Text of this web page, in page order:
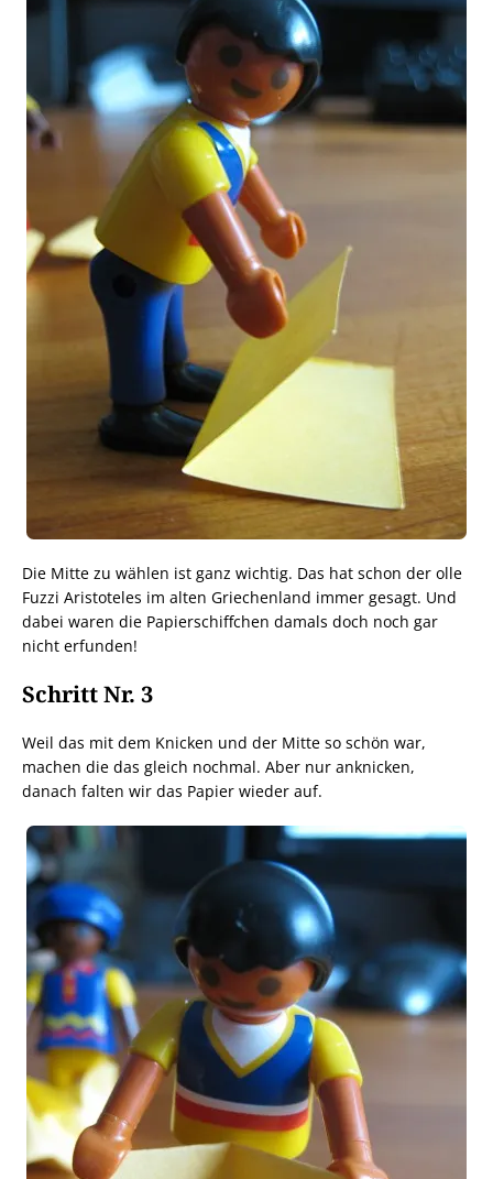
Die Mitte zu wählen ist ganz wichtig. Das hat schon der olle
Fuzzi Aristoteles im alten Griechenland immer gesagt. Und
dabei waren die Papierschiffchen damals doch noch gar
nicht erfunden!
Schritt Nr. 3
Weil das mit dem Knicken und der Mitte so schön war,
machen die das gleich nochmal. Aber nur anknicken,
danach falten wir das Papier wieder auf.